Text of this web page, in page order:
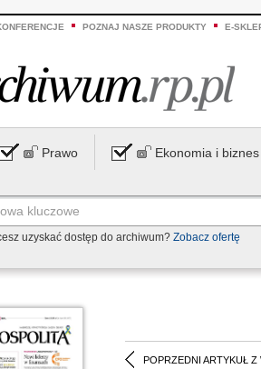
POZNAJ NASZE PRODUKTY E-
Prawo Ekonomia i biznes
uzyskać dostęp do archiwum? Zobacz ofertę
POPRZEDNI ARTYKUŁ Z